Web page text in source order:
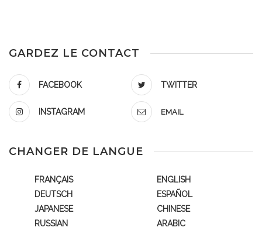
GARDEZ LE CONTACT
FACEBOOK TWITTER
INSTAGRAM EMAIL
CHANGER DE LANGUE
FRANÇAIS
ENGLISH
DEUTSCH
ESPAÑOL
JAPANESE
CHINESE
RUSSIAN
ARABIC